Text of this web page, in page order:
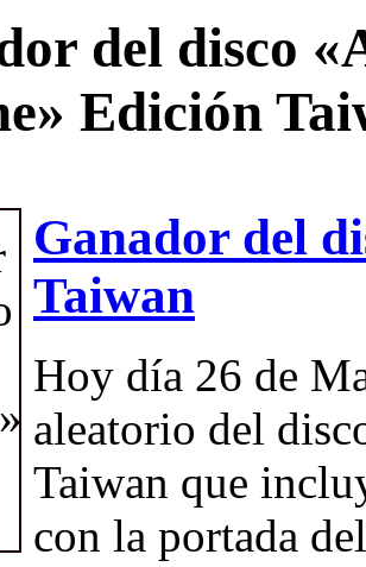
Ganador del
Taiwan
Hoy día 26 de
aleatorio del
Taiwan que
con la portada